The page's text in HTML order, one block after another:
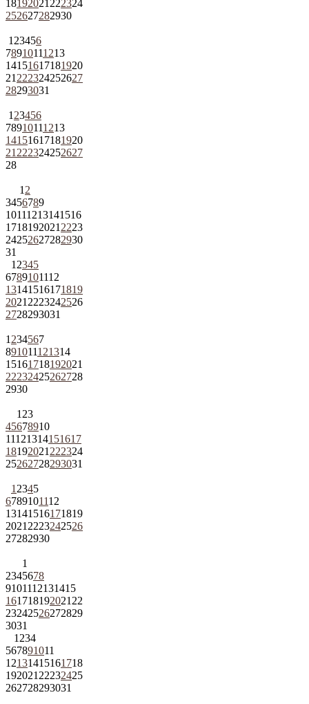
18192021 222324
252627282930
1 23456
78910111213
14151617181920
21 222324252627
28293031
1 23456
78910111213
14151617181920
21 222324252627
28
1 2
3456789
10111213141516
1718192021 2223
24252627282930
31
1 2345
6789101112
13141516171819
2021 2223242526
2728293031
1 234567
891011121314
15161718192021
22232425262728
2930
1 23
45678910
11121314151617
18192021 222324
25262728293031
1 2345
6789101112
13141516171819
2021 2223242526
27282930
1
2345678
9101112131415
161718192021 22
23242526272829
3031
1 234
567891011
12131415161718
192021 22232425
262728293031